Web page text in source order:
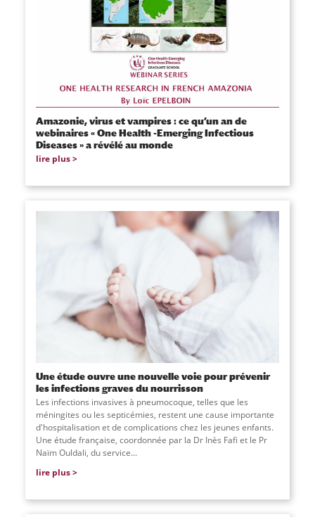
Amazonie, virus et vampires : ce qu’un an de
webinaires « One Health -Emerging Infectious
Diseases » a révélé au monde
lire plus
Une étude ouvre une nouvelle voie pour prévenir
les infections graves du nourrisson
Les infections invasives à pneumocoque, telles que les
méningites ou les septicémies, restent une cause importante
d'hospitalisation et de complications chez les jeunes enfants.
Une étude française, coordonnée par la Dr Inès Fafi et le Pr
Naïm Ouldali, du service...
lire plus